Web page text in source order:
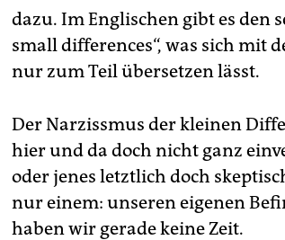
dazu. Im Englischen gibt es den
small differences“, was sich mit
nur zum Teil übersetzen lässt.
Der Narzissmus der kleinen
hier und da doch nicht ganz
oder jenes letztlich doch
nur einem: unseren eigenen
haben wir gerade keine Zeit.